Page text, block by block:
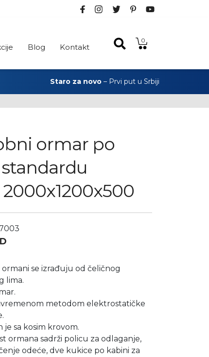
Blog Kontakt
0
Staro za novo– Prvi put u Srbiji
ormar po
standardu
2000x1200x500
se izrađuju od čeličnog
lima.
metodom elektrostatičke
je sa kosim krovom.
ormana sadrži policu za odlaganje,
odeće, dve kukice po kabini za